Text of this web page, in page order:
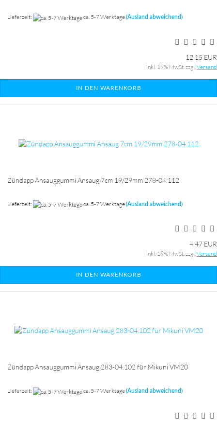
Lieferzeit: ca. 5-7 Werktage(Ausland abweichend)
12,15 EUR
inkl. 19% MwSt. zzgl. Versand
IN DEN WARENKORB
Zündapp Ansauggummi Ansaug 7cm 19/29mm 278-04.112
Lieferzeit: ca. 5-7 Werktage(Ausland abweichend)
4,47 EUR
inkl. 19% MwSt. zzgl.Versand
IN DEN WARENKORB
Zündapp Ansauggummi Ansaug 283-04.102 für Mikuni VM20
Lieferzeit: ca. 5-7 Werktage(Ausland abweichend)